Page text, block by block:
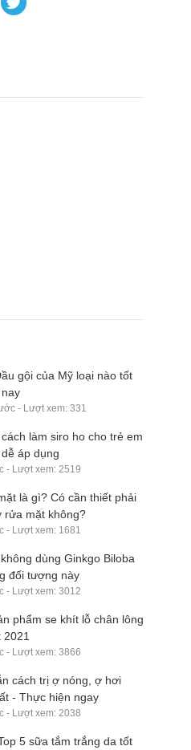
gội của Mỹ loại nào tốt
- Lượt xem: 331
làm siro ho cho trẻ em
áp dụng
- Lượt xem: 2519
là gì? Có cần thiết phải
rửa mặt không?
- Lượt xem: 1681
dùng Ginkgo Biloba
đối tượng này
- Lượt xem: 3012
phẩm se khít lỗ chân lông
2021
- Lượt xem: 3866
cách trị ợ nóng, ợ hơi
- Thực hiện ngay
- Lượt xem: 2038
5 sữa tắm trắng da tốt